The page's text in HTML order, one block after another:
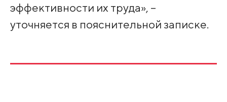
эффективности их труда», –
уточняется в пояснительной записке.